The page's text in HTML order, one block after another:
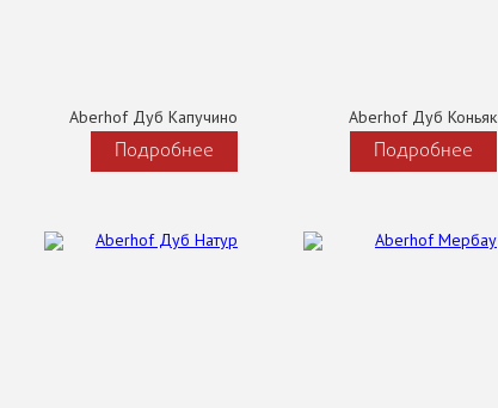
Aberhof Дуб Капучино
Подробнее
Aberhof Дуб Коньяк
Подробнее